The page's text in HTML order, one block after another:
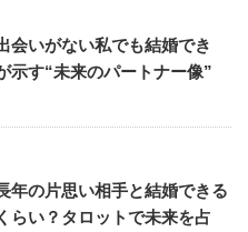
会いがない私でも結婚でき
示す“未来のパートナー像”
年の片思い相手と結婚できる
らい？タロットで未来を占